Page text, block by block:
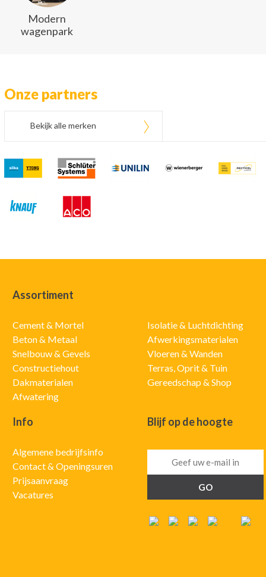
Modern
wagenpark
Onze partners
Bekijk alle merken
Assortiment
Cement & Mortel
Beton & Metaal
Snelbouw & Gevels
Constructiehout
Dakmaterialen
Afwatering
Isolatie & Luchtdichting
Afwerkingsmaterialen
Vloeren & Wanden
Terras, Oprit & Tuin
Gereedschap & Shop
Info
Algemene bedrijfsinfo
Contact & Openingsuren
Prijsaanvraag
Vacatures
Blijf op de hoogte